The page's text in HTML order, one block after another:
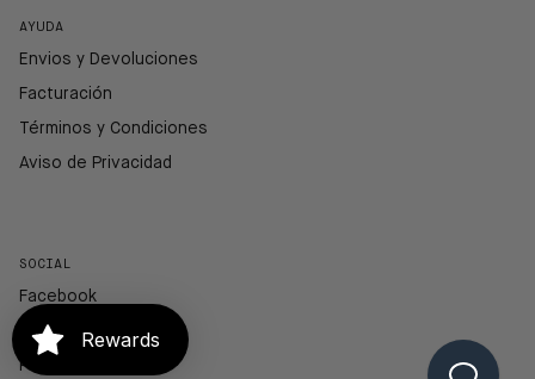
AYUDA
Envios y Devoluciones
Facturación
Términos y Condiciones
Aviso de Privacidad
SOCIAL
Facebook
Instagram
Pinterest
Rewards